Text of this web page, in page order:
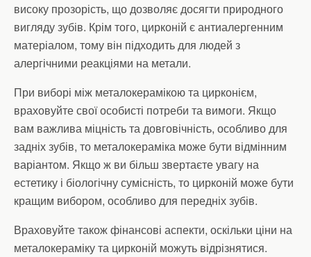
високу прозорість, що дозволяє досягти природного
вигляду зубів. Крім того, цирконій є антиалергенним
матеріалом, тому він підходить для людей з
алергічними реакціями на метали.
При виборі між металокерамікою та цирконієм,
враховуйте свої особисті потреби та вимоги. Якщо
вам важлива міцність та довговічність, особливо для
задніх зубів, то металокераміка може бути відмінним
варіантом. Якщо ж ви більш звертаєте увагу на
естетику і біологічну сумісність, то цирконій може бути
кращим вибором, особливо для передніх зубів.
Враховуйте також фінансові аспекти, оскільки ціни на
металокераміку та цирконій можуть відрізнятися.